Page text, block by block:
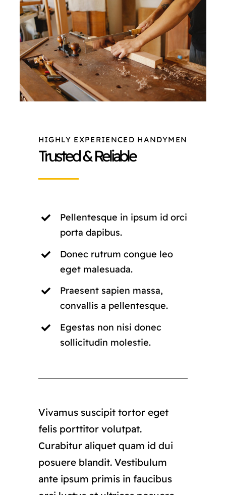
NORMAS ISO
CATÁLOGO
CONTACTO
HIGHLY EXPERIENCED HANDYMEN
Trusted & Reliable
Pellentesque in ipsum id orci
porta dapibus.
Donec rutrum congue leo
eget malesuada.
Praesent sapien massa,
convallis a pellentesque.
Egestas non nisi donec
sollicitudin molestie.
Vivamus suscipit tortor eget
felis porttitor volutpat.
Curabitur aliquet quam id dui
posuere blandit. Vestibulum
ante ipsum primis in faucibus